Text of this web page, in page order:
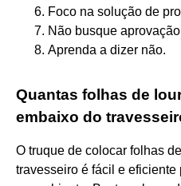
Foco na solução de
Não busque
Aprenda a dizer não.
Quantas folhas de
embaixo do
O truque de colocar folhas
travesseiro é fácil e